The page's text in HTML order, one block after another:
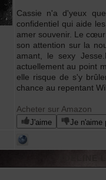
Cassie n'a d'yeux
confidentiel qui aide
amer souvenir. Le
son attention sur la
amant, le sexy
actuellement au point
elle risque de s'y
chance au repentant
Acheter sur Amazon
J'aime Je n'aime
ADELINE